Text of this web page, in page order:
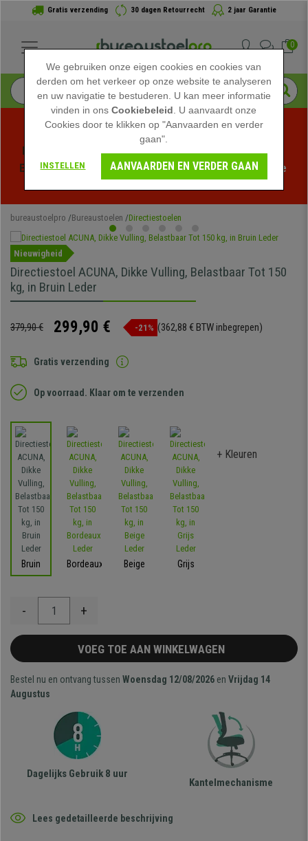
Gratis verzending 30 dagen Retourrecht 2 jaar Garantie
0
Profiteer van de Zomeruitverkoop bij bureaustoelpro!
Exclusieve kortingen voor een beperkte tijd - Bekijk de
bureaustoelpro Bureaustoelen Directiestoelen
Nieuwigheid
Directiestoel ACUNA, Dikke Vulling, Belastbaar Tot 150
kg, in Bruin Leder
379,90 € 299,90 € -21% (362,88 € BTW inbegrepen)
Gratis verzending
Op voorraad. Klaar om te verzenden
Bruin Bordeaux Beige Grijs
+ Kleuren
- +
VOEG TOE AAN WINKELWAGEN
Bestel nu en ontvang tussen Woensdag 12/08/2026 en Vrijdag 14
Augustus
Dagelijks Gebruik 8 uur
Kantelmechanisme
Lees gedetailleerde beschrijving
We gebruiken onze eigen cookies en cookies van
derden om het verkeer op onze website te analyseren
en uw navigatie te bestuderen. U kan meer informatie
vinden in onsCookiebeleid . U aanvaardt onze
Cookies door te klikken op "Aanvaarden en verder
gaan".
INSTELLEN AANVAARDEN EN VERDER GAAN